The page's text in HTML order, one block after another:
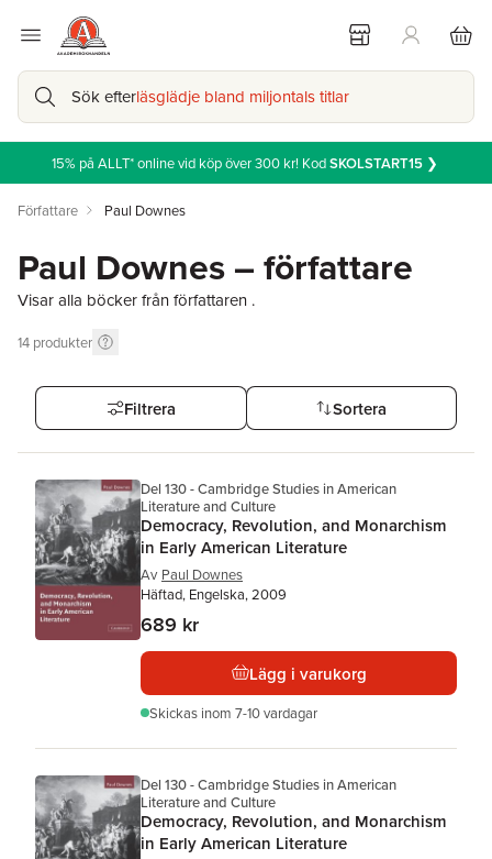
Sök efterläsglädje bland miljontals titlar
15% på ALLT* online vid köp över 300 kr! KodSKOLSTART15❯
Författare Paul Downes
Paul Downes – författare
Visar alla böcker från författaren .
14 produkter
Filtrera Sortera
Del 130 - Cambridge Studies in American
Literature and Culture
Democracy, Revolution, and Monarchism
in Early American Literature
Av Paul Downes
Häftad, Engelska, 2009
689 kr
Lägg i varukorg
Skickas inom 7-10 vardagar
Del 130 - Cambridge Studies in American
Literature and Culture
Democracy, Revolution, and Monarchism
in Early American Literature